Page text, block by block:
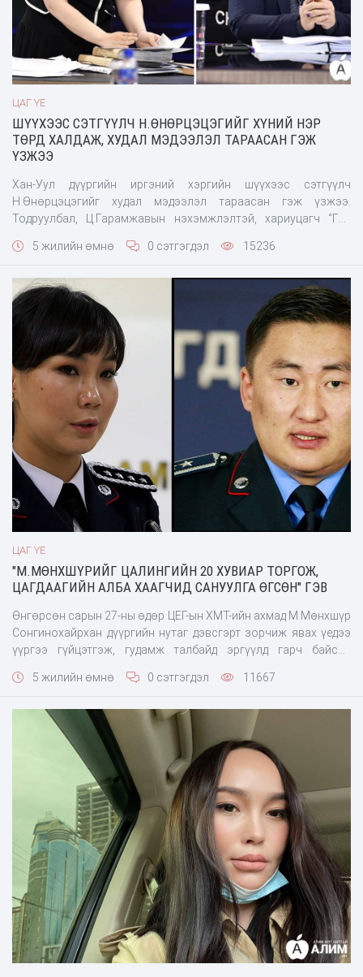
ЦАГ ҮЕ
ШҮҮХЭЭС СЭТГҮҮЛЧ Н.ӨНӨРЦЭЦЭГИЙГ ХҮНИЙ НЭР
ТӨРД ХАЛДАЖ, ХУДАЛ МЭДЭЭЛЭЛ ТАРААСАН ГЭЖ
ҮЗЖЭЭ
Хан-Уул дүүргийн иргэний хэргийн шүүхээс сэтгүүлч
Н.Өнөрцэцэгийг худал мэдээлэл тараасан гэж үзжээ.
Тодруулбал, Ц.Гарамжавын нэхэмжлэлтэй, хариуцагч “Ган
хүнд, ажил хэргийн нэр хүндийг гутаасныг сэргээж, уг мэдээг
хариуцагчид даалгах тухай” иргэний х
5 жилийн өмнө 0 сэтгэгдэл 15236
ЦАГ ҮЕ
"М.МӨНХШҮРИЙГ ЦАЛИНГИЙН 20 ХУВИАР ТОРГОЖ,
ЦАГДААГИЙН АЛБА ХААГЧИД САНУУЛГА ӨГСӨН" ГЭВ
Өнгөрсөн сарын 27-ны өдөр ЦЕГ-ын ХМТ-ийн ахмад М.Мөнхшүр
Сонгинохайрхан дүүргийн нутаг дэвсгэрт зорчиж явах үедээ
үүргээ гүйцэтгэж, гудамж талбайд эргүүлд гарч байсан
аашилсан гэх мэдээлэл цацагдаад байсан. Тухайн мэдээлэл
5 жилийн өмнө 0 сэтгэгдэл 11667